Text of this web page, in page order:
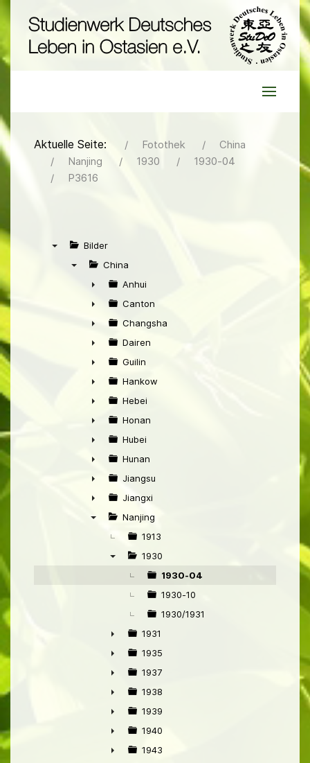
Aktuelle Seite: Fotothek
China
Nanjing
1930
1930-04
P3616
Bilder
China
►
Anhui
►
Canton
►
Changsha
►
Dairen
►
Guilin
►
Hankow
►
Hebei
►
Honan
►
Hubei
►
Hunan
►
Jiangsu
►
Jiangxi
Nanjing
1913
1930
1930-04
1930-10
1930/1931
►
1931
►
1935
►
1937
►
1938
►
1939
►
1940
1943